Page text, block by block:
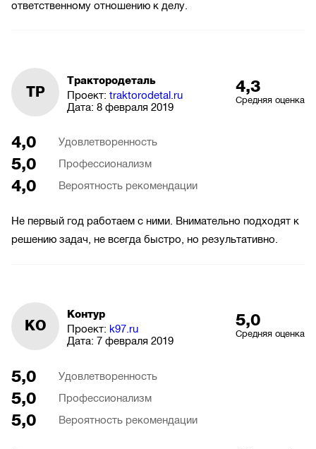
ответственному отношению к делу.
ТР
Трактородеталь
Проект: traktorodetal.ru
Дата: 8 февраля 2019
4,3
Средняя оценка
4,0 Удовлетворенность
5,0 Профессионализм
4,0 Вероятность рекомендации
Не первый год работаем с ними. Внимательно подходят к
решению задач, не всегда быстро, но результативно.
КО
Контур
Проект: k97.ru
Дата: 7 февраля 2019
5,0
Средняя оценка
5,0 Удовлетворенность
5,0 Профессионализм
5,0 Вероятность рекомендации